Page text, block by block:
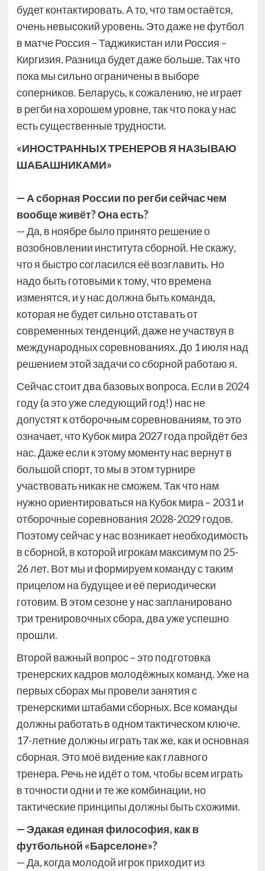
будет контактировать. А то, что там остаётся,
очень невысокий уровень. Это даже не футбол
в матче Россия – Таджикистан или Россия –
Киргизия. Разница будет даже больше. Так что
пока мы сильно ограничены в выборе
соперников. Беларусь, к сожалению, не играет
в регби на хорошем уровне, так что пока у нас
есть существенные трудности.
«ИНОСТРАННЫХ ТРЕНЕРОВ Я НАЗЫВАЮ
ШАБАШНИКАМИ»
— А сборная России по регби сейчас чем
вообще живёт? Она есть?
— Да, в ноябре было принято решение о
возобновлении института сборной. Не скажу,
что я быстро согласился её возглавить. Но
надо быть готовыми к тому, что времена
изменятся, и у нас должна быть команда,
которая не будет сильно отставать от
современных тенденций, даже не участвуя в
международных соревнованиях. До 1 июля над
решением этой задачи со сборной работаю я.
Сейчас стоит два базовых вопроса. Если в 2024
году (а это уже следующий год!) нас не
допустят к отборочным соревнованиям, то это
означает, что Кубок мира 2027 года пройдёт без
нас. Даже если к этому моменту нас вернут в
большой спорт, то мы в этом турнире
участвовать никак не сможем. Так что нам
нужно ориентироваться на Кубок мира – 2031 и
отборочные соревнования 2028-2029 годов.
Поэтому сейчас у нас возникает необходимость
в сборной, в которой игрокам максимум по 25-
26 лет. Вот мы и формируем команду с таким
прицелом на будущее и её периодически
готовим. В этом сезоне у нас запланировано
три тренировочных сбора, два уже успешно
прошли.
Второй важный вопрос – это подготовка
тренерских кадров молодёжных команд. Уже на
первых сборах мы провели занятия с
тренерскими штабами сборных. Все команды
должны работать в одном тактическом ключе.
17-летние должны играть так же, как и основная
сборная. Это моё видение как главного
тренера. Речь не идёт о том, чтобы всем играть
в точности одни и те же комбинации, но
тактические принципы должны быть схожими.
— Эдакая единая философия, как в
футбольной «Барселоне»?
— Да, когда молодой игрок приходит из